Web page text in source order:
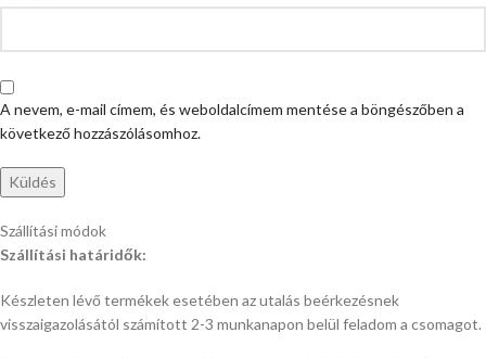
A nevem, e-mail címem, és weboldalcímem mentése a böngészőben a
következő hozzászólásomhoz.
Szállítási módok
Szállítási határidők:
Készleten lévő termékek esetében az utalás beérkezésnek
visszaigazolásától számított 2-3 munkanapon belül feladom a csomagot.